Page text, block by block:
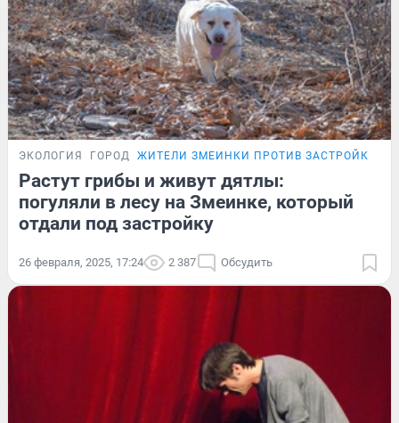
ЭКОЛОГИЯ ГОРОД ЖИТЕЛИ ЗМЕИНКИ ПРОТИВ ЗАСТРОЙКИ
Растут грибы и живут дятлы:
погуляли в лесу на Змеинке, который
отдали под застройку
26 февраля, 2025, 17:24 2 387 Обсудить